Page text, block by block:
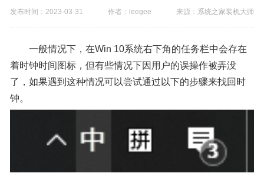
发布时间：2023-03-31 作者：leegee 来源： 系统之家装机大师
一般情况下，在Win 10系统右下角的任务栏中会存在
着时钟时间图标，但有些情况下因用户的误操作被弄没
了，如果遇到这种情况可以尝试通过以下的步骤来找回时
钟。